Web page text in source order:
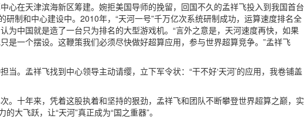
心在天津滨海新区筹建。婉拒美国导师的挽留，回国不久的孟祥飞投入到我国首台
研制和中心建设中。2010年，“天河一号”千万亿次系统研制成功，运算速度排名全
为中国就是造了一台只为排名的大型游戏机。“言外之意是，天河速度再快，如果
是一个摆设。这鞭策我们必须尽快做好超算应用，参与世界超算竞争。”孟祥飞
当。孟祥飞找到中心领导主动请缨，立下军令状：“干不好‘天河’的应用，我卷铺盖
。十年来，凭着这股执着和坚持的狠劲，孟祥飞和团队不断攀登世界超算之巅，实
大飞跃，让“天河”真正成为“国之重器”。